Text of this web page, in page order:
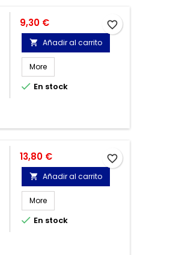
Precio
9,30 €
 Añadir al carrito
More
 En stock
favorite_border
Precio
13,80 €
 Añadir al carrito
More
 En stock
favorite_border